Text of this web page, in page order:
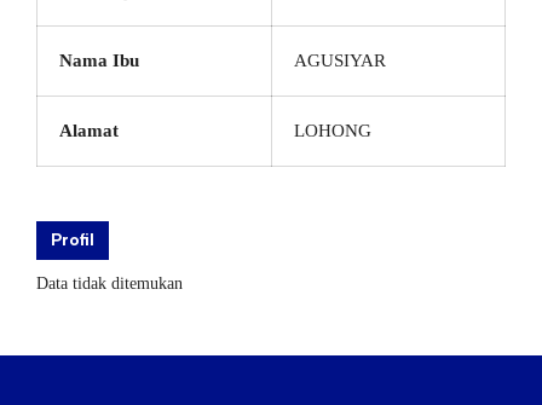
Nama Ibu AGUSIYAR
Alamat LOHONG
Profil
Data tidak ditemukan